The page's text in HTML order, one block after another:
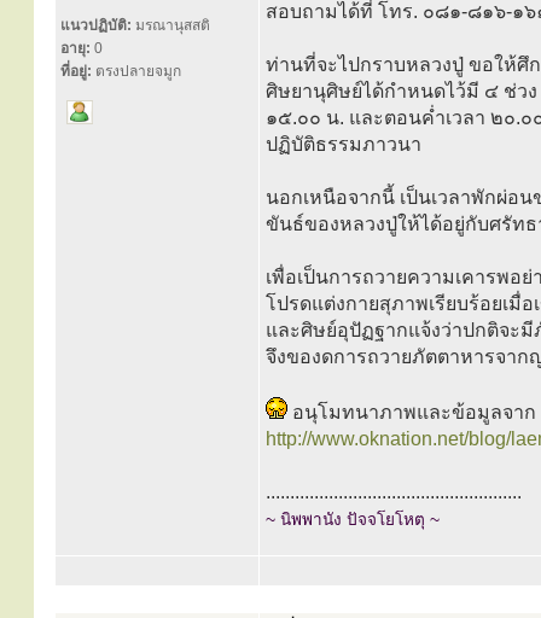
แนวปฏิบัติ: มรณานุสสติ
อายุ: 0
ที่อยู่: ตรงปลายจมูก
สอบถามได้ที่ โทร. ๐๘๑-๘๑๖-๑
ท่านที่จะไปกราบหลวงปู่ ขอให้ศึ
ศิษยานุศิษย์ได้กำหนดไว้มี ๔ ช่วง
๑๕.๐๐ น. และตอนค่ำเวลา ๒๐.
ปฏิบัติธรรมภาวนา
นอกเหนือจากนี้ เป็นเวลาพักผ่อ
ขันธ์ของหลวงปู่ให้ได้อยู่กับศรัท
เพื่อเป็นการถวายความเคารพอ
โปรดแต่งกายสุภาพเรียบร้อยเมื่
และศิษย์อุปัฏฐากแจ้งว่าปกติจะ
จึงของดการถวายภัตตาหารจาก
อนุโมทนาภาพและข้อมูลจาก
http://www.oknation.net/blog/
.....................................................
~ นิพพานัง ปัจจโยโหตุ ~